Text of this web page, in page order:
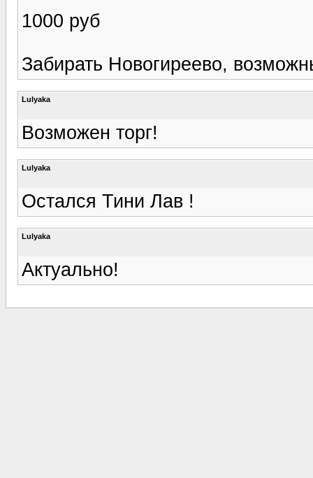
1000 руб
Забирать Новогиреево,
Lulyaka
Возможен торг!
Lulyaka
Остался Тини Лав !
Lulyaka
Актуально!